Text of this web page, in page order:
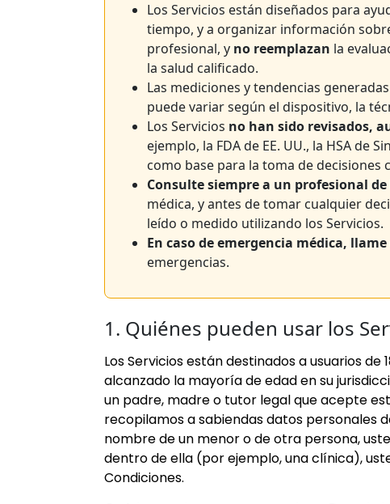
Los Servicios están diseñados para
tiempo, y a organizar información
profesional, y no reemplazan la
la salud calificado.
Las mediciones y tendencias
puede variar según el dispositivo, la
Los Servicios no han sido revisados,
ejemplo, la FDA de EE. UU., la HSA
como base para la toma de decisiones
Consulte siempre a un profesional
médica, y antes de tomar cualquier
leído o medido utilizando los Servicios.
En caso de emergencia médica,
emergencias.
1. Quiénes pueden usar los
Los Servicios están destinados a usuarios de
alcanzado la mayoría de edad en su
un padre, madre o tutor legal que acepte
recopilamos a sabiendas datos personales
nombre de un menor o de otra persona,
dentro de ella (por ejemplo, una clínica),
Condiciones.